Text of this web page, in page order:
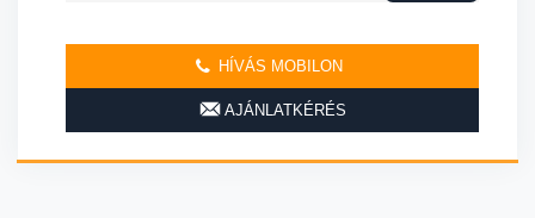
HÍVÁS MOBILON
AJÁNLATKÉRÉS